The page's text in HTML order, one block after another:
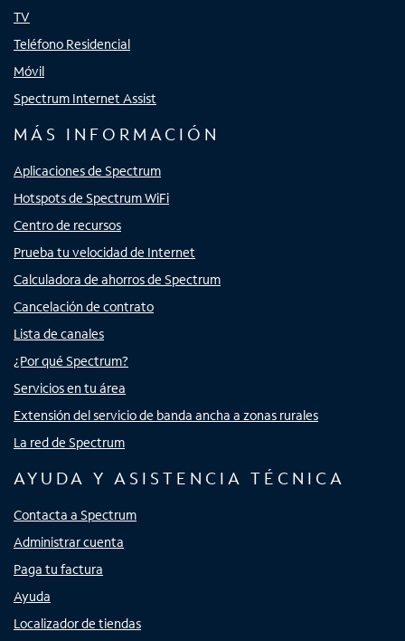
TV
Teléfono Residencial
Móvil
Spectrum Internet Assist
MÁS INFORMACIÓN
Aplicaciones de Spectrum
Hotspots de Spectrum WiFi
Centro de recursos
Prueba tu velocidad de Internet
Calculadora de ahorros de Spectrum
Cancelación de contrato
Lista de canales
¿Por qué Spectrum?
Servicios en tu área
Extensión del servicio de banda ancha a zonas rurales
La red de Spectrum
AYUDA Y ASISTENCIA TÉCNICA
Contacta a Spectrum
Administrar cuenta
Paga tu factura
Ayuda
Localizador de tiendas